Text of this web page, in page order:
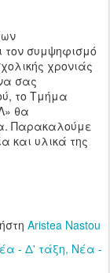
τον συμψηφισμό
χρονιάς
σας
το Τμήμα
θα
Παρακαλούμε
και υλικά της
Aristea Nastou
- Δ' τάξη Νέα -